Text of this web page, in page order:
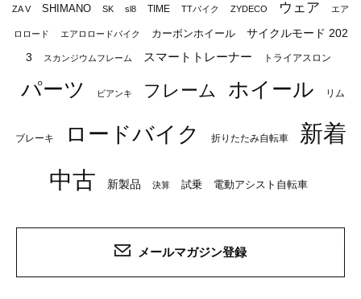
ZA V SHIMANO SK sl8 TIME TTバイク ZYDECO ウェア エア
ロロード エアロロードバイク カーボンホイール
サイクルモード 202
3
スカンジウムフレーム スマートトレーナー トライアスロン
パーツ ビアンキ フレーム ホイール リム
ブレーキ ロードバイク 折りたたみ自転車
新着
中古
新製品 決算 試乗 電動アシスト自転車
メールマガジン登録